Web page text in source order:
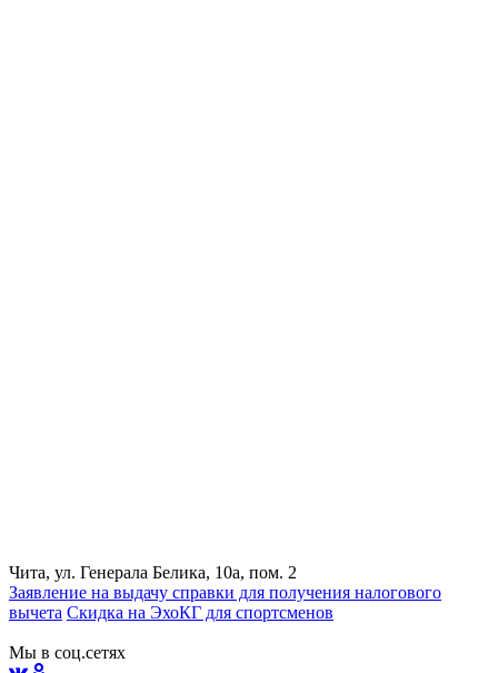
Чита, ул. Генерала Белика, 10а, пом. 2
Заявление на выдачу справки для получения налогового
вычета Cкидка на ЭхоКГ для спортсменов
Мы в соц.сетях